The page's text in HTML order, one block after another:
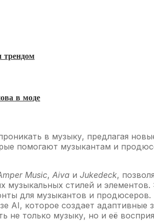
трендом
в моде
в музыку, предлагая
помогают музыкантам и
Music, Aiva и Jukedeck,
музыкальных стилей и
для музыкантов и продюсеров.
AI, которое создает адаптивные
не только музыку, но и её